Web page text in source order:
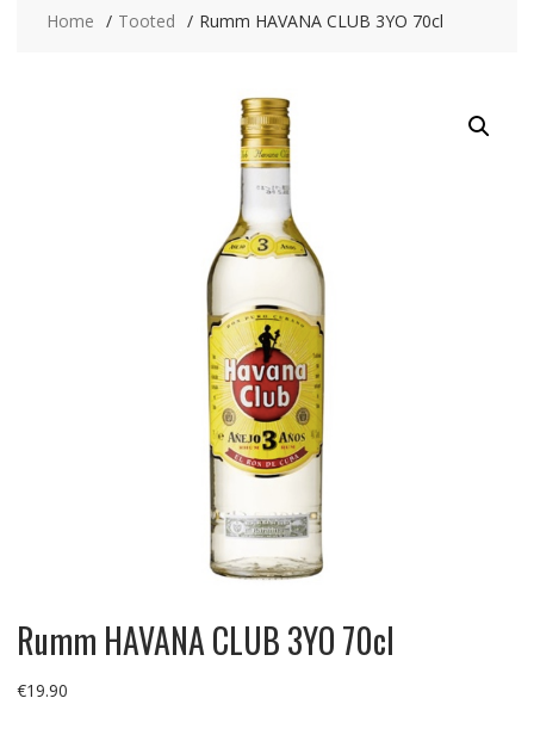
Home Tooted Rumm HAVANA CLUB 3YO 70cl
Rumm HAVANA CLUB 3YO 70cl
€19.90